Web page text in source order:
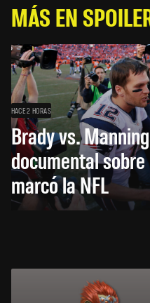
MÁS EN
HACE 2 HORAS
Brady vs.
documental
marcó la NFL